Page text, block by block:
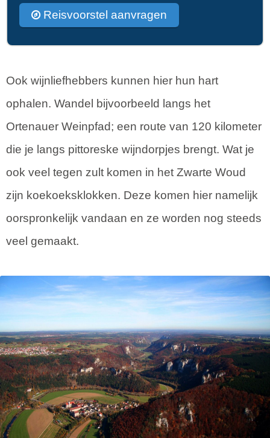
Reisvoorstel aanvragen
Ook wijnliefhebbers kunnen hier hun hart
ophalen. Wandel bijvoorbeeld langs het
Ortenauer Weinpfad; een route van 120 kilometer
die je langs pittoreske wijndorpjes brengt. Wat je
ook veel tegen zult komen in het Zwarte Woud
zijn koekoeksklokken. Deze komen hier namelijk
oorspronkelijk vandaan en ze worden nog steeds
veel gemaakt.